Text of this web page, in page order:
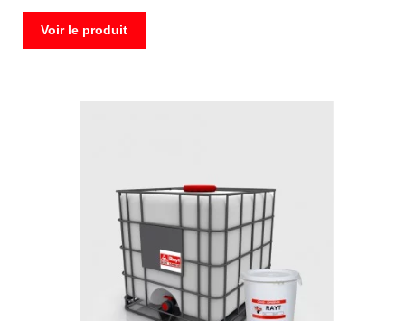
Voir le produit